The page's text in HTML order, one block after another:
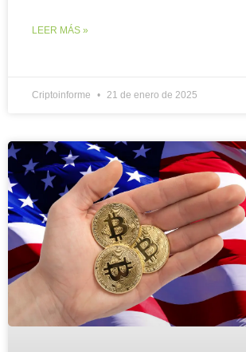
LEER MÁS »
Criptoinforme 21 de enero de 2025